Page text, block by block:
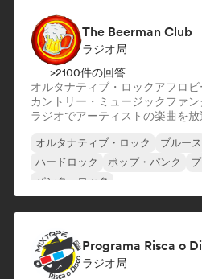
The Beerman Club
ラジオ局
>2100件の回答
オルタナティブ・ロックアフロビ
カントリー・ミュージックファン
ラジオでアーティストの楽曲を放
オルタナティブ・ロック ブルース
ハードロック
ポップ・パンク
パンク・ロック
Programa Risca o
ラジオ局